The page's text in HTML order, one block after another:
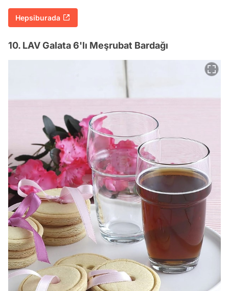
Hepsiburada
10. LAV Galata 6'lı Meşrubat Bardağı